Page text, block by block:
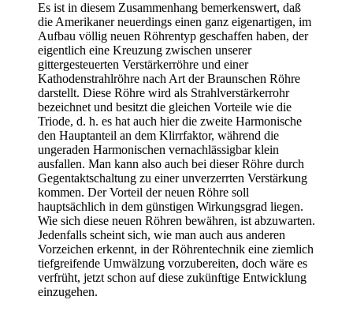
Es ist in diesem Zusammenhang bemerkenswert, daß
die Amerikaner neuerdings einen ganz eigenartigen, im
Aufbau völlig neuen Röhrentyp geschaffen haben, der
eigentlich eine Kreuzung zwischen unserer
gittergesteuerten Verstärkerröhre und einer
Kathodenstrahlröhre nach Art der Braunschen Röhre
darstellt. Diese Röhre wird als Strahlverstärkerrohr
bezeichnet und besitzt die gleichen Vorteile wie die
Triode, d. h. es hat auch hier die zweite Harmonische
den Hauptanteil an dem Klirrfaktor, während die
ungeraden Harmonischen vernachlässigbar klein
ausfallen. Man kann also auch bei dieser Röhre durch
Gegentaktschaltung zu einer unverzerrten Verstärkung
kommen. Der Vorteil der neuen Röhre soll
hauptsächlich in dem günstigen Wirkungsgrad liegen.
Wie sich diese neuen Röhren bewähren, ist abzuwarten.
Jedenfalls scheint sich, wie man auch aus anderen
Vorzeichen erkennt, in der Röhrentechnik eine ziemlich
tiefgreifende Umwälzung vorzubereiten, doch wäre es
verfrüht, jetzt schon auf diese zukünftige Entwicklung
einzugehen.